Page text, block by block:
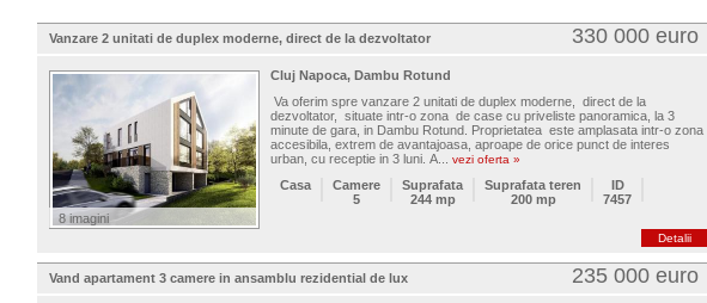
Vanzare 2 unitati de duplex moderne, direct de la dezvoltator 330 000 euro
8 imagini
Cluj Napoca, Dambu Rotund
Va oferim spre vanzare 2 unitati de duplex moderne, direct de la
dezvoltator, situate intr-o zona de case cu priveliste panoramica, la 3
minute de gara, in Dambu Rotund. Proprietatea este amplasata intr-o zona
accesibila, extrem de avantajoasa, aproape de orice punct de interes
urban, cu receptie in 3 luni. A... vezi oferta »
Casa
Camere
5
Suprafata
244 mp
Suprafata teren
200 mp
ID
7457
Detalii
Vand apartament 3 camere in ansamblu rezidential de lux 235 000 euro